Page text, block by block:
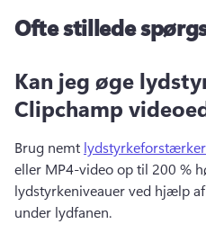
Ofte stillede
Kan jeg øge
Clipchamp
Brug nemt lydstyrkeforstærker
eller MP4-video op til 200 %
lydstyrkeniveauer ved hjælp
under lydfanen.